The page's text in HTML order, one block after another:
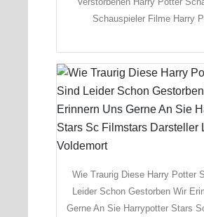
Schauspieler Filme Harry
Wie Traurig Diese Harry Potter
Leider Schon Gestorben Wir
Gerne An Sie Harrypotter Stars